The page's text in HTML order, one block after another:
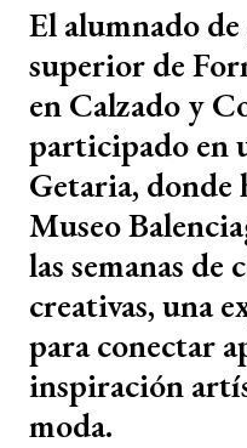
El alumnado
superior de
en Calzado y
participado en
Getaria, donde
Museo
las semanas de
creativas, una
para conectar
inspiración
moda.